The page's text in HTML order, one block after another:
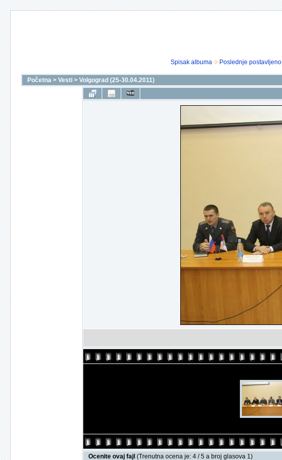
Spisak albuma
Poslednje postavljeno
Početna > Vesti > Volgograd (25-30.04.2011)
Ocenite ovaj fajl (Trenutna ocena je: 4 / 5 a broj glasova 1)